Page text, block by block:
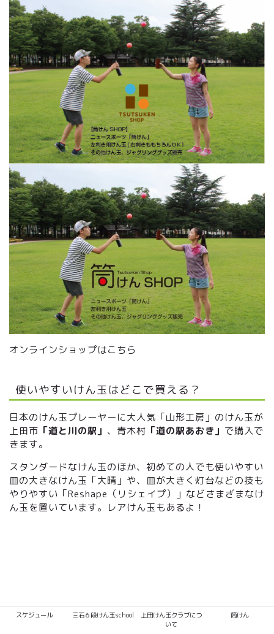
オンラインショップはこちら
使いやすいけん玉はどこで買える？
日本のけん玉プレーヤーに大人気「山形工房」のけん玉が
上田市 「道と川の駅」 、青木村 「道の駅あおき」 で購入で
きます。
スタンダードなけん玉のほか、初めての人でも使いやすい
皿の大きなけん玉「大晴」や、皿が大きく灯台などの技も
やりやすい「Reshape（リシェイプ）」などさまざまなけ
ん玉を置いています。レアけん玉もあるよ！
スケジュール 三石６段けん玉school
上田けん玉クラブにつ
いて
筒けん